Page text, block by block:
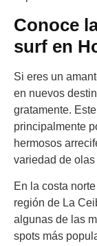
Conoce
surf en
Si eres un
en nuevos
gratamente.
principalmente
hermosos
variedad de
En la costa
región de La
algunas de las
spots más